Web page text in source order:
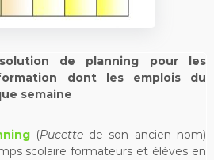
de planning pour les
dont les emplois du
semaine
(Pucettede son ancien nom)
scolaire formateurs et élèves en